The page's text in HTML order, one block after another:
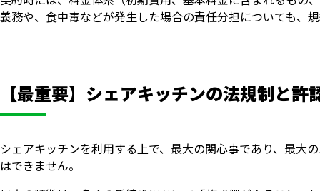
義務や、食中毒などが発生した場合の責任分担についても、
【最重要】シェアキッチンの法規制と許
シェアキッチンを利用する上で、最大の関心事であり、最大
はできません。